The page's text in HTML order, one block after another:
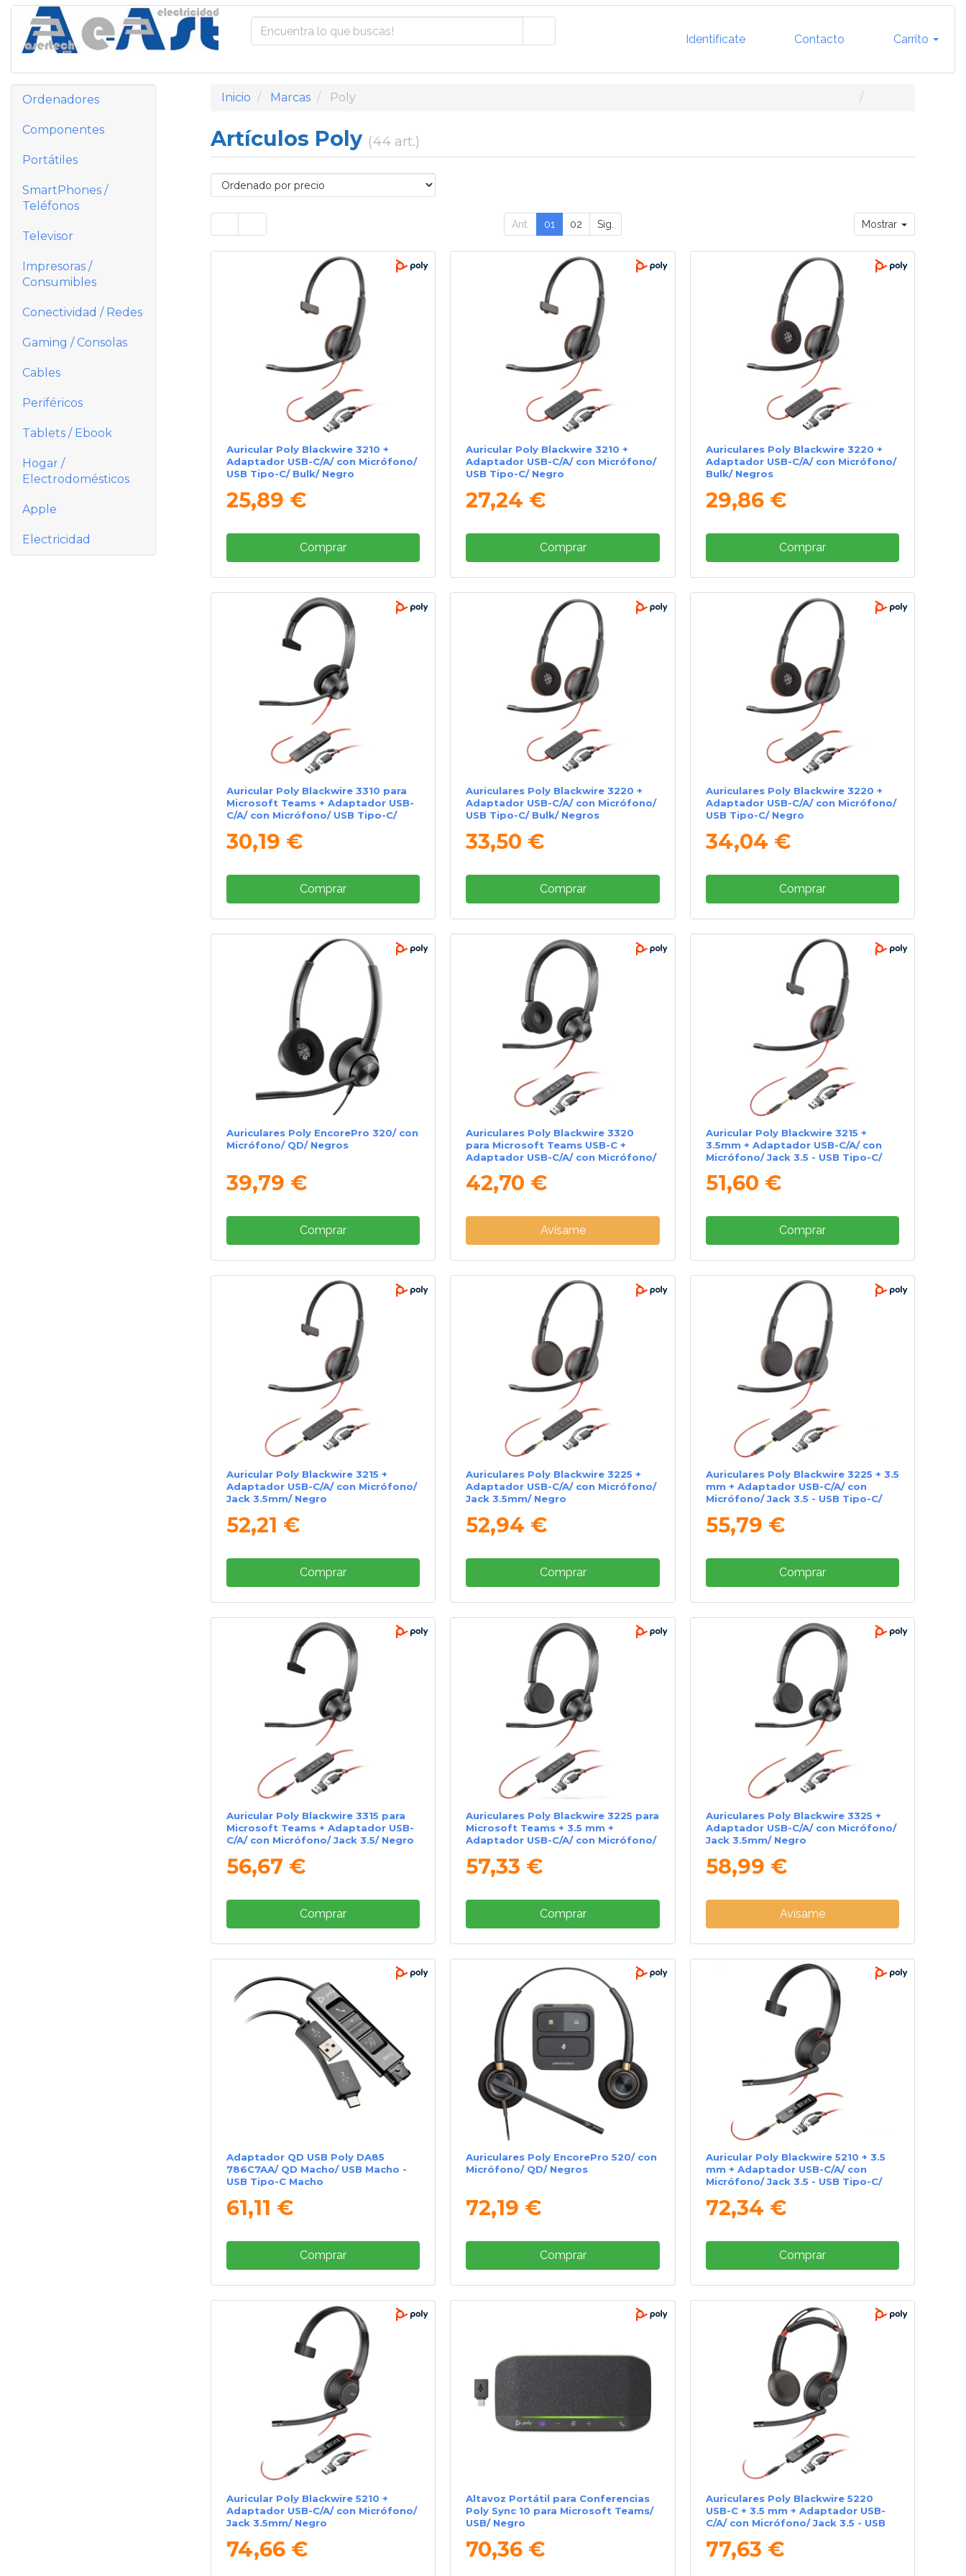
Identifícate Contacto Carrito
Ordenadores
Componentes
Portátiles
SmartPhones /
Teléfonos
Televisor
Impresoras /
Consumibles
Conectividad / Redes
Gaming / Consolas
Cables
Periféricos
Tablets / Ebook
Hogar /
Electrodomésticos
Apple
Electricidad
Inicio Marcas Poly
Artículos Poly (44 art.)
Ant. 01 02 Sig. Mostrar
Auricular Poly Blackwire 3210 +
Adaptador USB-C/A/ con Micrófono/
USB Tipo-C/ Bulk/ Negro
25,89 €
Comprar
Auricular Poly Blackwire 3210 +
Adaptador USB-C/A/ con Micrófono/
USB Tipo-C/ Negro
27,24 €
Comprar
Auriculares Poly Blackwire 3220 +
Adaptador USB-C/A/ con Micrófono/
Bulk/ Negros
29,86 €
Comprar
Auricular Poly Blackwire 3310 para
Microsoft Teams + Adaptador USB-
C/A/ con Micrófono/ USB Tipo-C/
30,19 €
Comprar
Auriculares Poly Blackwire 3220 +
Adaptador USB-C/A/ con Micrófono/
USB Tipo-C/ Bulk/ Negros
33,50 €
Comprar
Auriculares Poly Blackwire 3220 +
Adaptador USB-C/A/ con Micrófono/
USB Tipo-C/ Negro
34,04 €
Comprar
Auriculares Poly EncorePro 320/ con
Micrófono/ QD/ Negros
39,79 €
Comprar
Auriculares Poly Blackwire 3320
para Microsoft Teams USB-C +
Adaptador USB-C/A/ con Micrófono/
42,70 €
Avísame
Auricular Poly Blackwire 3215 +
3.5mm + Adaptador USB-C/A/ con
Micrófono/ Jack 3.5 - USB Tipo-C/
51,60 €
Comprar
Auricular Poly Blackwire 3215 +
Adaptador USB-C/A/ con Micrófono/
Jack 3.5mm/ Negro
52,21 €
Comprar
Auriculares Poly Blackwire 3225 +
Adaptador USB-C/A/ con Micrófono/
Jack 3.5mm/ Negro
52,94 €
Comprar
Auriculares Poly Blackwire 3225 + 3.5
mm + Adaptador USB-C/A/ con
Micrófono/ Jack 3.5 - USB Tipo-C/
55,79 €
Comprar
Auricular Poly Blackwire 3315 para
Microsoft Teams + Adaptador USB-
C/A/ con Micrófono/ Jack 3.5/ Negro
56,67 €
Comprar
Auriculares Poly Blackwire 3225 para
Microsoft Teams + 3.5 mm +
Adaptador USB-C/A/ con Micrófono/
57,33 €
Comprar
Auriculares Poly Blackwire 3325 +
Adaptador USB-C/A/ con Micrófono/
Jack 3.5mm/ Negro
58,99 €
Avísame
Adaptador QD USB Poly DA85
786C7AA/ QD Macho/ USB Macho -
USB Tipo-C Macho
61,11 €
Comprar
Auriculares Poly EncorePro 520/ con
Micrófono/ QD/ Negros
72,19 €
Comprar
Auricular Poly Blackwire 5210 + 3.5
mm + Adaptador USB-C/A/ con
Micrófono/ Jack 3.5 - USB Tipo-C/
72,34 €
Comprar
Auricular Poly Blackwire 5210 +
Adaptador USB-C/A/ con Micrófono/
Jack 3.5mm/ Negro
74,66 €
Altavoz Portátil para Conferencias
Poly Sync 10 para Microsoft Teams/
USB/ Negro
70,36 €
Auriculares Poly Blackwire 5220
USB-C + 3.5 mm + Adaptador USB-
C/A/ con Micrófono/ Jack 3.5 - USB
77,63 €